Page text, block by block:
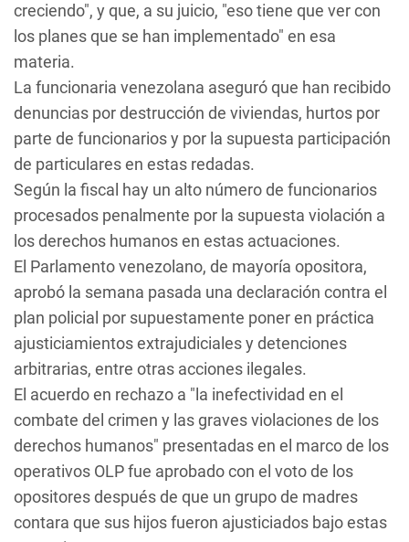
creciendo", y que, a su juicio, "eso tiene que ver con
los planes que se han implementado" en esa
materia.
La funcionaria venezolana aseguró que han recibido
denuncias por destrucción de viviendas, hurtos por
parte de funcionarios y por la supuesta participación
de particulares en estas redadas.
Según la fiscal hay un alto número de funcionarios
procesados penalmente por la supuesta violación a
los derechos humanos en estas actuaciones.
El Parlamento venezolano, de mayoría opositora,
aprobó la semana pasada una declaración contra el
plan policial por supuestamente poner en práctica
ajusticiamientos extrajudiciales y detenciones
arbitrarias, entre otras acciones ilegales.
El acuerdo en rechazo a "la inefectividad en el
combate del crimen y las graves violaciones de los
derechos humanos" presentadas en el marco de los
operativos OLP fue aprobado con el voto de los
opositores después de que un grupo de madres
contara que sus hijos fueron ajusticiados bajo estas